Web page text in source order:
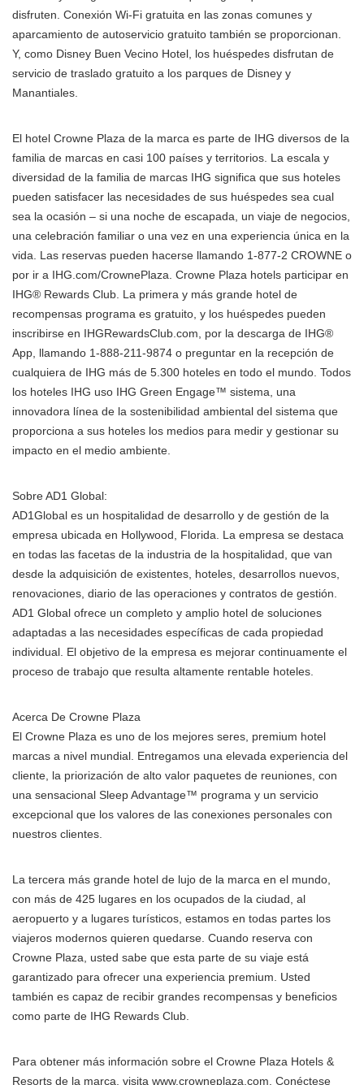
disfruten. Conexión Wi-Fi gratuita en las zonas comunes y
aparcamiento de autoservicio gratuito también se proporcionan.
Y, como Disney Buen Vecino Hotel, los huéspedes disfrutan de
servicio de traslado gratuito a los parques de Disney y
Manantiales.
El hotel Crowne Plaza de la marca es parte de IHG diversos de la
familia de marcas en casi 100 países y territorios. La escala y
diversidad de la familia de marcas IHG significa que sus hoteles
pueden satisfacer las necesidades de sus huéspedes sea cual
sea la ocasión – si una noche de escapada, un viaje de negocios,
una celebración familiar o una vez en una experiencia única en la
vida. Las reservas pueden hacerse llamando 1-877-2 CROWNE o
por ir a IHG.com/CrownePlaza. Crowne Plaza hotels participar en
IHG® Rewards Club. La primera y más grande hotel de
recompensas programa es gratuito, y los huéspedes pueden
inscribirse en IHGRewardsClub.com, por la descarga de IHG®
App, llamando 1-888-211-9874 o preguntar en la recepción de
cualquiera de IHG más de 5.300 hoteles en todo el mundo. Todos
los hoteles IHG uso IHG Green Engage™ sistema, una
innovadora línea de la sostenibilidad ambiental del sistema que
proporciona a sus hoteles los medios para medir y gestionar su
impacto en el medio ambiente.
Sobre AD1 Global:
AD1Global es un hospitalidad de desarrollo y de gestión de la
empresa ubicada en Hollywood, Florida. La empresa se destaca
en todas las facetas de la industria de la hospitalidad, que van
desde la adquisición de existentes, hoteles, desarrollos nuevos,
renovaciones, diario de las operaciones y contratos de gestión.
AD1 Global ofrece un completo y amplio hotel de soluciones
adaptadas a las necesidades específicas de cada propiedad
individual. El objetivo de la empresa es mejorar continuamente el
proceso de trabajo que resulta altamente rentable hoteles.
Acerca De Crowne Plaza
El Crowne Plaza es uno de los mejores seres, premium hotel
marcas a nivel mundial. Entregamos una elevada experiencia del
cliente, la priorización de alto valor paquetes de reuniones, con
una sensacional Sleep Advantage™ programa y un servicio
excepcional que los valores de las conexiones personales con
nuestros clientes.
La tercera más grande hotel de lujo de la marca en el mundo,
con más de 425 lugares en los ocupados de la ciudad, al
aeropuerto y a lugares turísticos, estamos en todas partes los
viajeros modernos quieren quedarse. Cuando reserva con
Crowne Plaza, usted sabe que esta parte de su viaje está
garantizado para ofrecer una experiencia premium. Usted
también es capaz de recibir grandes recompensas y beneficios
como parte de IHG Rewards Club.
Para obtener más información sobre el Crowne Plaza Hotels &
Resorts de la marca, visita www.crowneplaza.com. Conéctese